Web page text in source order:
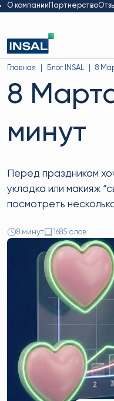
О компании Партнерство
Главная Блог INSAL 8
8
минут
Перед праздником
укладка или макияж
посмотреть
8 минут 1685 слов